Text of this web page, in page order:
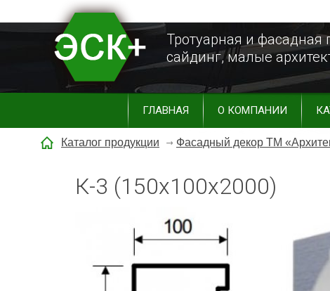
Тротуарная и фасадная
сайдинг, малые
ГЛАВНАЯ О КОМПАНИИ
Каталог продукции Фасадный декор ТМ
К-3 (150х100х2000)